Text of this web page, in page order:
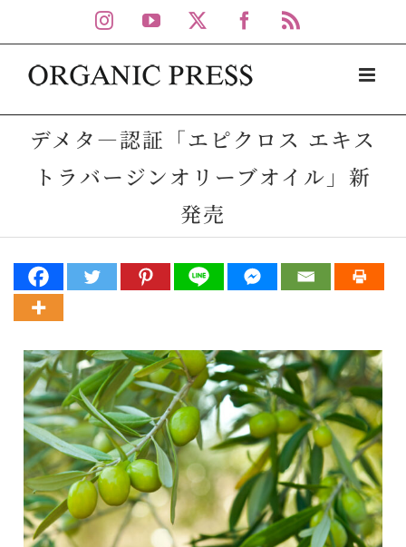
to
content
Instagram
YouTube Facebook
デメタ―認証「エピクロス エキス
トラバージンオリーブオイル」新
発売